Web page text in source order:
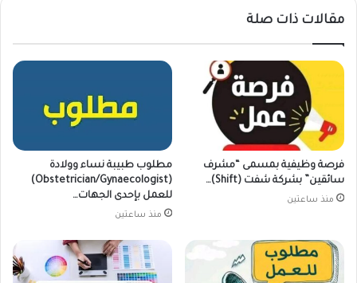
مقالات ذات صلة
فرصة وظيفية بمسمى “مشرف
سائقين” بشركة شفت (Shift)…
منذ ساعتين
مطلوب طبيبة نساء وولادة
(Obstetrician/Gynaecologist)
للعمل بإحدى الجهات…
منذ ساعتين